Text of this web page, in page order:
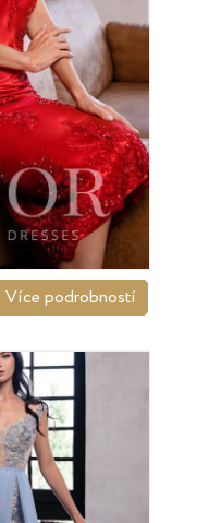
Více podrobností